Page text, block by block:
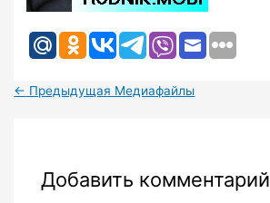
← Предыдущая Медиафайлы
Добавить комментарий